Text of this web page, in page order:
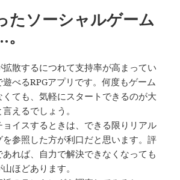
ーたソーシャルゲーム
拡散するにつれて支持率が高まってい
べるRPGアプリです。何度もゲーム
ても、気軽にスタートできるのが大
えるでしょう。
イスするときは、できる限りリアル
を参照した方が利口だと思います。評
れば、自力で解決できなくなっても
ほどあります。